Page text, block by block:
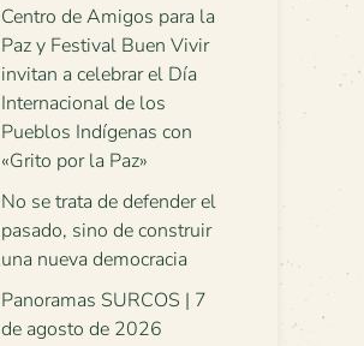
Centro de Amigos para la
Paz y Festival Buen Vivir
invitan a celebrar el Día
Internacional de los
Pueblos Indígenas con
«Grito por la Paz»
No se trata de defender el
pasado, sino de construir
una nueva democracia
Panoramas SURCOS | 7
de agosto de 2026